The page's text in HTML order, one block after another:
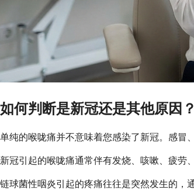
如何判断是新冠还是其他原因？
单纯的喉咙痛并不意味着您感染了新冠。感冒
新冠引起的喉咙痛通常伴有发烧、咳嗽、疲劳
链球菌性咽炎引起的疼痛往往是突然发生的，